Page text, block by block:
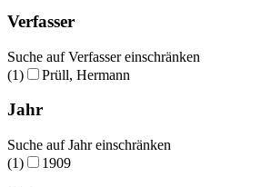
Verfasser
Suche auf Verfasser einschränken
(1)
Prüll, Hermann
Jahr
Suche auf Jahr einschränken
(1)
1909